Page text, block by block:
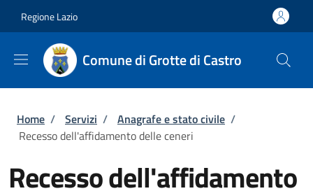
Regione Lazio
Comune di Grotte di Castro
Briciole di pane
Home / Servizi / Anagrafe e stato civile /
Recesso dell'affidamento delle ceneri
Recesso dell'affidamento